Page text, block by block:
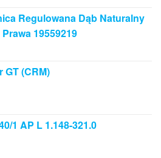
Regulowana Dąb Naturalny
19559219
GT (CRM)
1 AP L 1.148-321.0